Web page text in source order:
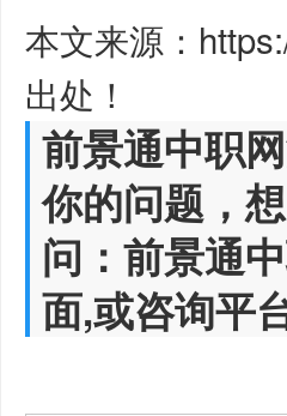
本文来源：
出处！
前景通中职
你的问题，
问：前景通
面,或咨询平